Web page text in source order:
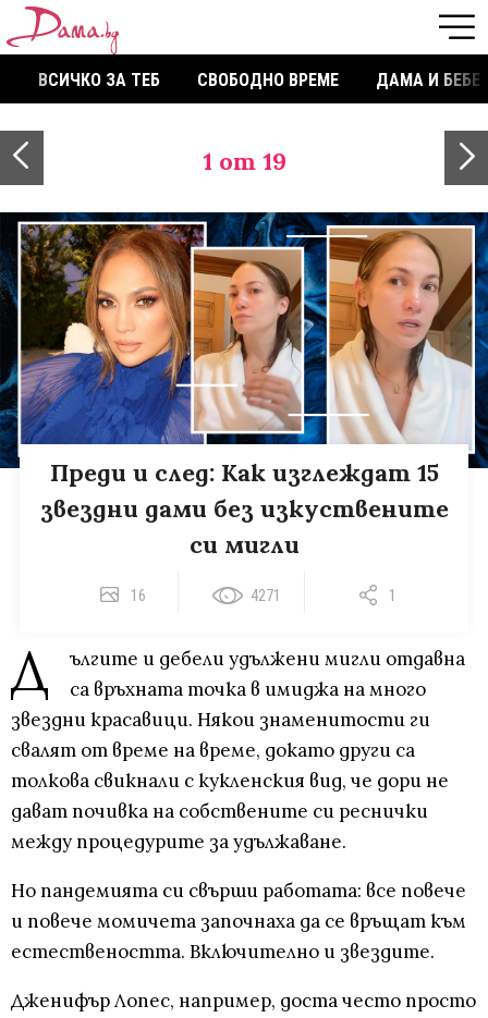
ВСИЧКО ЗА ТЕБ СВОБОДНО ВРЕМЕ ДАМА И БЕБЕ
1 от 19
Преди и след: Как изглеждат 15
звездни дами без изкуствените
си мигли
16 4271 1
Д
ългите и дебели удължени мигли отдавна
са връхната точка в имиджа на много
звездни красавици. Някои знаменитости ги
свалят от време на време, докато други са
толкова свикнали с кукленския вид, че дори не
дават почивка на собствените си реснички
между процедурите за удължаване.
Но пандемията си свърши работата: все повече
и повече момичета започнаха да се връщат към
естествеността. Включително и звездите.
Дженифър Лопес, например, доста често просто